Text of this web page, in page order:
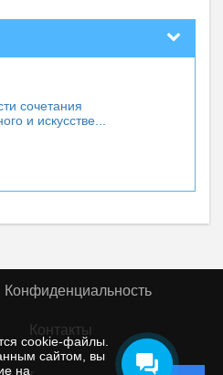
cookie-файлы.
сайтом, вы
на
сочетания
и искусстве...
Конфиденциальность
Контакты